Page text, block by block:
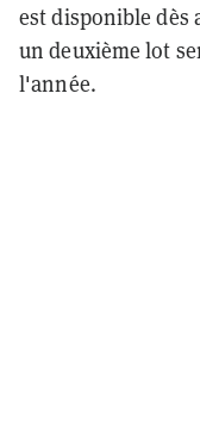
est disponible dès
un deuxième lot
l'année.